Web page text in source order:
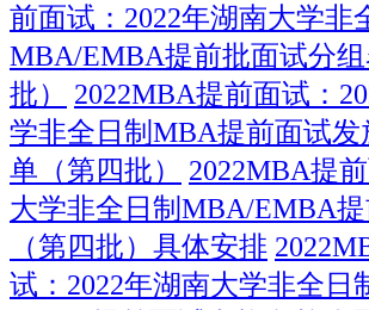
前面试：2022年湖南大学非
MBA/EMBA提前批面试分
批）
2022MBA提前面试：
学非全日制MBA提前面试发
单（第四批）
2022MBA提
大学非全日制MBA/EMBA
（第四批）具体安排
试：2022年湖南大学非全日